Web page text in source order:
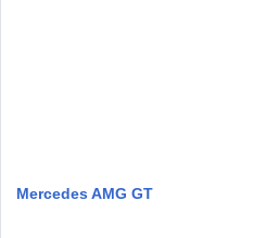
Mercedes AMG GT